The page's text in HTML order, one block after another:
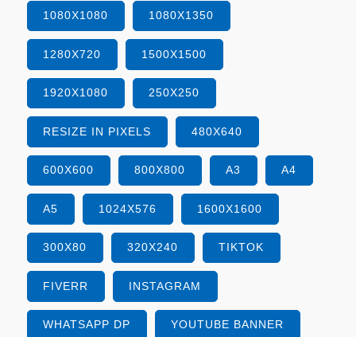
1080X1080 1080X1350
1280X720 1500X1500
1920X1080 250X250
RESIZE IN PIXELS 480X640
600X600 800X800 A3 A4
A5 1024X576 1600X1600
300X80 320X240 TIKTOK
FIVERR INSTAGRAM
WHATSAPP DP YOUTUBE BANNER